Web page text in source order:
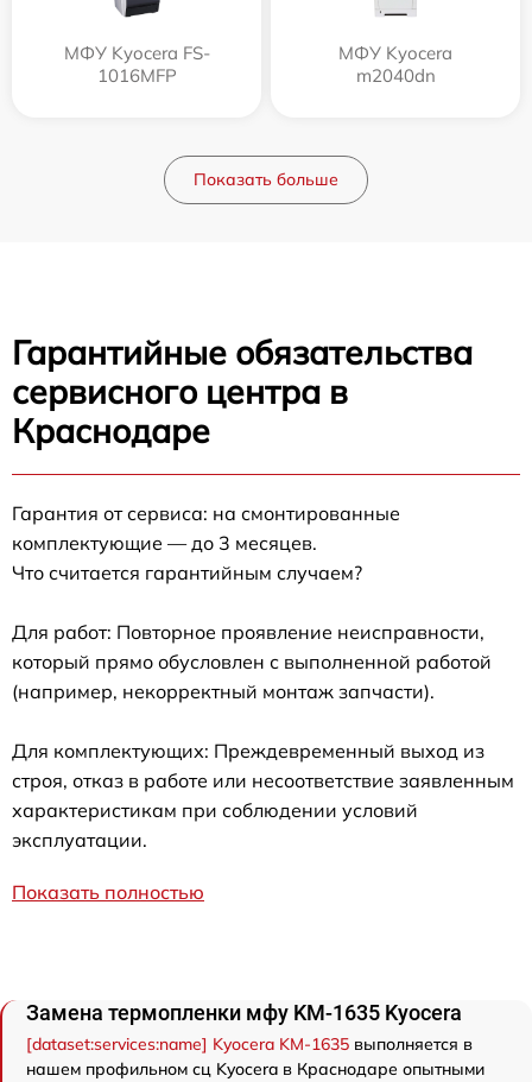
МФУ Kyocera FS-
1016MFP
МФУ Kyocera
m2040dn
Показать больше
Гарантийные обязательства
сервисного центра в
Краснодаре
Гарантия от сервиса: на смонтированные
комплектующие — до 3 месяцев.
Что считается гарантийным случаем?
Для работ: Повторное проявление неисправности,
который прямо обусловлен с выполненной работой
(например, некорректный монтаж запчасти).
Для комплектующих: Преждевременный выход из
строя, отказ в работе или несоответствие заявленным
характеристикам при соблюдении условий
эксплуатации.
Показать полностью
Замена термопленки мфу KM-1635 Kyocera
[dataset:services:name] Kyocera KM-1635 выполняется в
нашем профильном сц Kyocera в Краснодаре опытными